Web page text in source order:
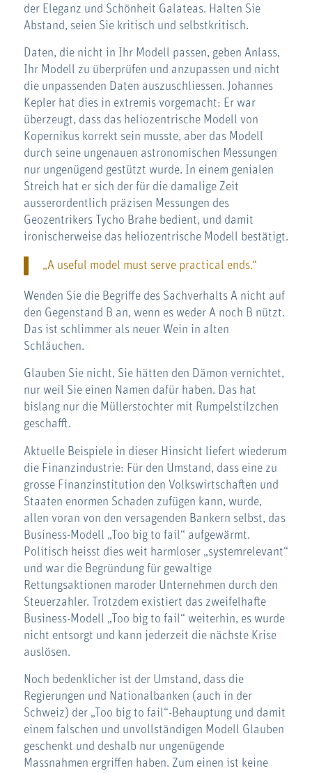
der Eleganz und Schönheit Galateas. Halten Sie
Abstand, seien Sie kritisch und selbstkritisch.
Daten, die nicht in Ihr Modell passen, geben Anlass,
Ihr Modell zu überprüfen und anzupassen und nicht
die unpassenden Daten auszuschliessen. Johannes
Kepler hat dies in extremis vorgemacht: Er war
überzeugt, dass das heliozentrische Modell von
Kopernikus korrekt sein musste, aber das Modell
durch seine ungenauen astronomischen Messungen
nur ungenügend gestützt wurde. In einem genialen
Streich hat er sich der für die damalige Zeit
ausserordentlich präzisen Messungen des
Geozentrikers Tycho Brahe bedient, und damit
ironischerweise das heliozentrische Modell bestätigt.
„A useful model must serve practical ends.“
Wenden Sie die Begriffe des Sachverhalts A nicht auf
den Gegenstand B an, wenn es weder A noch B nützt.
Das ist schlimmer als neuer Wein in alten
Schläuchen.
Glauben Sie nicht, Sie hätten den Dämon vernichtet,
nur weil Sie einen Namen dafür haben. Das hat
bislang nur die Müllerstochter mit Rumpelstilzchen
geschafft.
Aktuelle Beispiele in dieser Hinsicht liefert wiederum
die Finanzindustrie: Für den Umstand, dass eine zu
grosse Finanzinstitution den Volkswirtschaften und
Staaten enormen Schaden zufügen kann, wurde,
allen voran von den versagenden Bankern selbst, das
Business-Modell „Too big to fail“ aufgewärmt.
Politisch heisst dies weit harmloser „systemrelevant“
und war die Begründung für gewaltige
Rettungsaktionen maroder Unternehmen durch den
Steuerzahler. Trotzdem existiert das zweifelhafte
Business-Modell „Too big to fail“ weiterhin, es wurde
nicht entsorgt und kann jederzeit die nächste Krise
auslösen.
Noch bedenklicher ist der Umstand, dass die
Regierungen und Nationalbanken (auch in der
Schweiz) der „Too big to fail“-Behauptung und damit
einem falschen und unvollständigen Modell Glauben
geschenkt und deshalb nur ungenügende
Massnahmen ergriffen haben. Zum einen ist keine